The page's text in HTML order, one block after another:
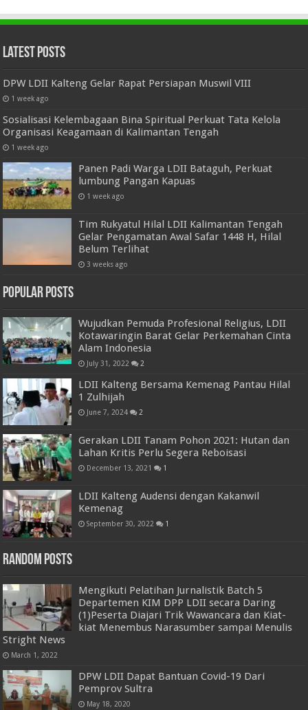
Latest Posts
DPW LDII Kalteng Gelar Rapat Persiapan Muswil VIII
1 week ago
Sosialisasi Kelembagaan Bina Spiritual Perkuat Tata Kelola
Organisasi Keagamaan di Kalimantan Tengah
1 week ago
Panen Padi Warga LDII Bataguh, Perkuat
lumbung Pangan Kapuas
1 week ago
Tim Rukyatul Hilal LDII Kalimantan Tengah
Gelar Pengamatan Awal Safar 1448 H, Hilal
Belum Terlihat
3 weeks ago
Popular Posts
Wujudkan Pemuda Profesional Religius, LDII
Kotawaringin Barat Gelar Perkemahan Cinta
Alam Indonesia
July 31, 2022 2
LDII Kalteng Bersama Kemenag Pantau Hilal
1 Zulhijah
June 7, 2024 2
Gerakan LDII Tanam Pohon 2021: Hutan dan
Lahan Kritis Perlu Segera Reboisasi
December 13, 2021 1
LDII Kalteng Audensi dengan Kakanwil
Kemenag
September 30, 2022 1
Random Posts
Mengikuti Pelatihan Jurnalistik Batch 5
Departemen KIM DPP LDII secara Daring
(1)Peserta Diajari Trik Wawancara dan Kiat-
kiat Menembus Narasumber sampai Menulis
Stright News
March 1, 2022
DPW LDII Dapat Bantuan Covid-19 Dari
Pemprov Sultra
May 18, 2020